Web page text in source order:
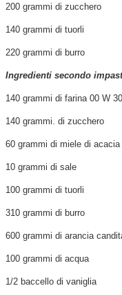
200 grammi di zucchero
140 grammi di tuorli
220 grammi di burro
Ingredienti secondo
140 grammi di farina 00 W
140 grammi. di zucchero
60 grammi di miele di acacia
10 grammi di sale
100 grammi di tuorli
310 grammi di burro
600 grammi di arancia
100 grammi di acqua
1/2 baccello di vaniglia